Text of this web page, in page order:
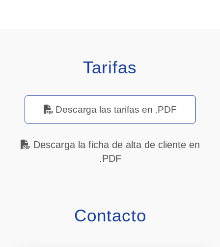
Tarifas
Descarga las tarifas en .PDF
Descarga la ficha de alta de cliente en
.PDF
Contacto